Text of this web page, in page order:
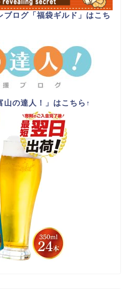
ブログ「福袋ギルド」はこち
山の達人！」はこちら ↑